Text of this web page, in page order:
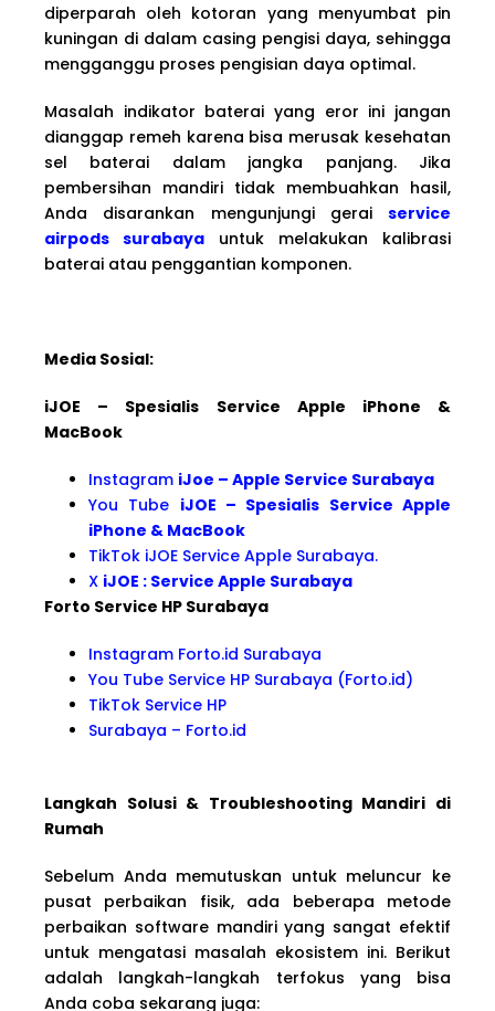
diperparah oleh kotoran yang menyumbat pin
kuningan di dalam casing pengisi daya, sehingga
mengganggu proses pengisian daya optimal.
Masalah indikator baterai yang eror ini jangan
dianggap remeh karena bisa merusak kesehatan
sel baterai dalam jangka panjang. Jika
pembersihan mandiri tidak membuahkan hasil,
Anda disarankan mengunjungi gerai service
airpods surabaya untuk melakukan kalibrasi
baterai atau penggantian komponen.
Media Sosial:
iJOE – Spesialis Service Apple iPhone &
MacBook
Instagram iJoe – Apple Service Surabaya
You Tube iJOE – Spesialis Service Apple
iPhone & MacBook
TikTok iJOE Service Apple Surabaya.
X iJOE : Service Apple Surabaya
Forto Service HP Surabaya
Instagram Forto.id Surabaya
You Tube Service HP Surabaya (Forto.id)
TikTok Service HP
Surabaya – Forto.id
Langkah Solusi & Troubleshooting Mandiri di
Rumah
Sebelum Anda memutuskan untuk meluncur ke
pusat perbaikan fisik, ada beberapa metode
perbaikan software mandiri yang sangat efektif
untuk mengatasi masalah ekosistem ini. Berikut
adalah langkah-langkah terfokus yang bisa
Anda coba sekarang juga: